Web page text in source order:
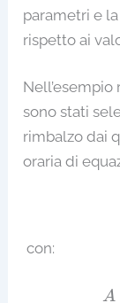
parametri e
rispetto ai
sono stati
rimbalzo dai
oraria di
con:
A